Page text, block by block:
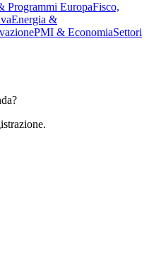
Programmi EuropaFisco,
Energia &
PMI & EconomiaSettori